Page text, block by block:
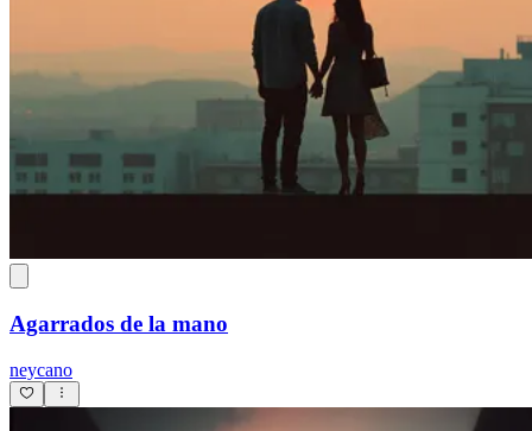
Agarrados de la mano
neycano